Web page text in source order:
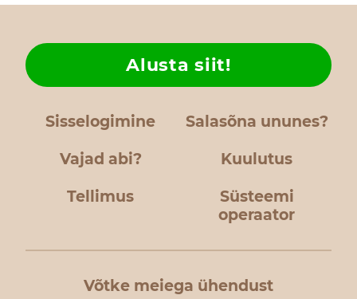
Sisselogimine Salasõna ununes?
Vajad abi?
Alusta siit!
Kuulutus
Tellimus
Süsteemi
operaator
Võtke meiega ühendust